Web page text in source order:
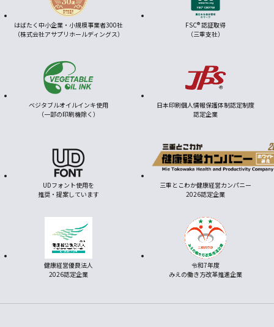
はばたく中小企業・小規模事業者300社
（株式会社アサプリホールディングス）
FSC® 認証取得
（三重支社）
ベジタブルオイルインキ使用
（一部の印刷機除く）
日本印刷個人情報保護体制認定制度
認定企業
UDフォント使用を
推奨・提案しています
三重とこわか健康経営カンパニー
2026認定企業
健康経営優良法人
2026認定企業
令和7年度
みえの働き方改革推進企業